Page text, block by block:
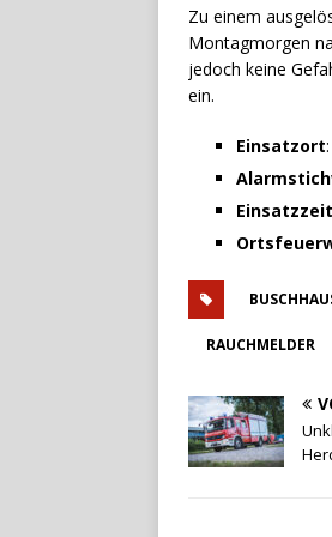
Zu einem
Montagmorgen
jedoch keine
ein.
Einsatzort
Einsatzzeit
RAUCHMELDER